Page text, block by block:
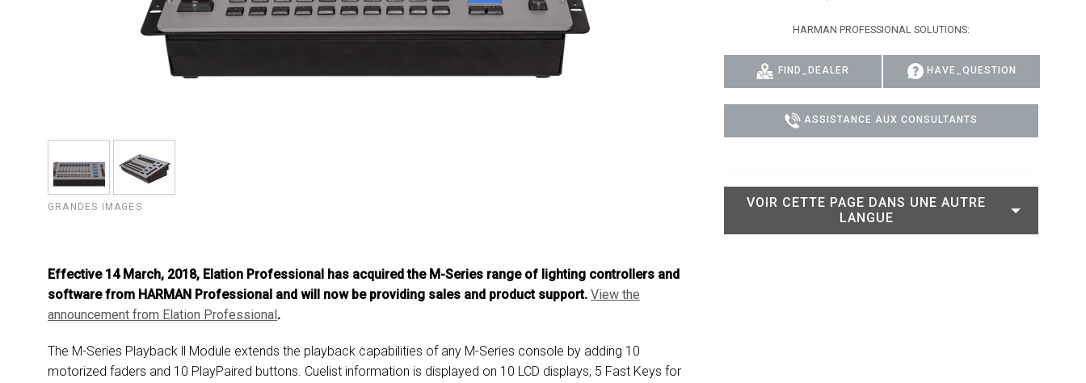
MAC VIPER LEGACY MODELS
CONFORMITÉ
CONNEXION À L'ASSISTANCE
GRANDES IMAGES
Effective 14 March, 2018, Elation Professional has acquired the M-Series range of lighting controllers and
software from HARMAN Professional and will now be providing sales and product support. View the
announcement from Elation Professional.
The M-Series Playback ll Module extends the playback capabilities of any M-Series console by adding 10
motorized faders and 10 PlayPaired buttons. Cuelist information is displayed on 10 LCD displays, 5 Fast Keys for
HARMAN PROFESSIONAL SOLUTIONS:
FIND_DEALER HAVE_QUESTION
ASSISTANCE AUX CONSULTANTS
VOIR CETTE PAGE DANS UNE AUTRE
LANGUE